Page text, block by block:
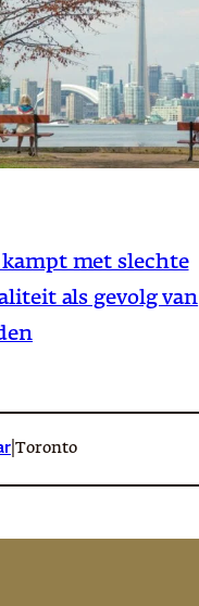
met slechte
als gevolg van
Toronto